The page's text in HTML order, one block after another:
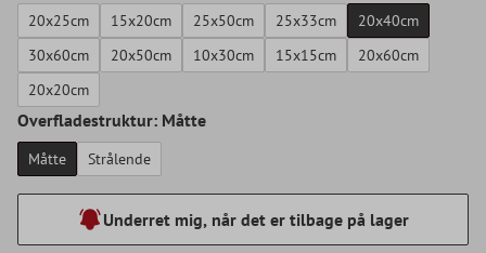
20x25cm 15x20cm 25x50cm 25x33cm
20x40cm
30x60cm
20x50cm 10x30cm 15x15cm
20x60cm
20x20cm
Overfladestruktur: Måtte
Måtte Strålende
Underret mig, når det er tilbage på lager